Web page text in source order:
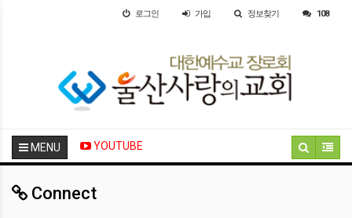
로그인 가입 정보찾기 108
MENU YOUTUBE
Connect